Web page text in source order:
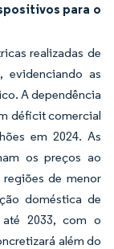
para o
realizadas de
evidenciando as
A dependência
déficit comercial
em 2024. As
os preços ao
de menor
doméstica de
2033, com o
além do